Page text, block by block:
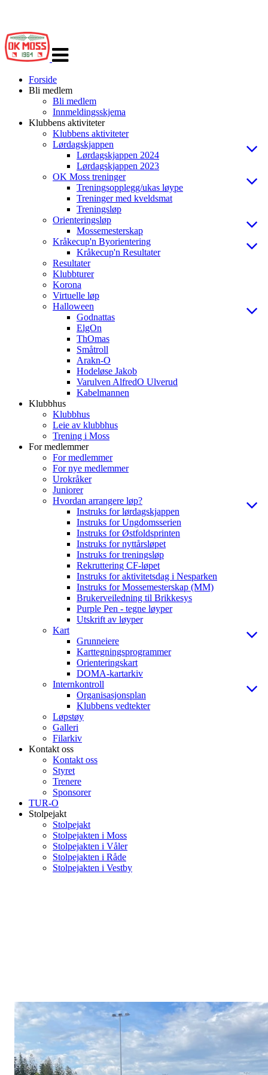
navigasjon
Forside
Bli medlem
Bli medlem
Innmeldingsskjema
Klubbens aktiviteter
Klubbens aktiviteter
Lørdagskjappen
Lørdagskjappen 2024
Lørdagskjappen 2023
OK Moss treninger
Treningsopplegg/ukas løype
Treninger med kveldsmat
Treningsløp
Orienteringsløp
Mossemesterskap
Kråkecup'n Byorientering
Kråkecup'n Resultater
Resultater
Klubbturer
Korona
Virtuelle løp
Halloween
Godnattas
ElgOn
ThOmas
Småtroll
Arakn-O
Hodeløse Jakob
Varulven AlfredO Ulverud
Kabelmannen
Klubbhus
Klubbhus
Leie av klubbhus
Trening i Moss
For medlemmer
For medlemmer
For nye medlemmer
Urokråker
Juniorer
Hvordan arrangere løp?
Instruks for lørdagskjappen
Instruks for Ungdomsserien
Instruks for Østfoldsprinten
Instruks for nyttårsløpet
Instruks for treningsløp
Rekruttering CF-løpet
Instruks for aktivitetsdag i Nesparken
Instruks for Mossemesterskap (MM)
Brukerveiledning til Brikkesys
Purple Pen - tegne løyper
Utskrift av løyper
Kart
Grunneiere
Karttegningsprogrammer
Orienteringskart
DOMA-kartarkiv
Internkontroll
Organisasjonsplan
Klubbens vedtekter
Løpstøy
Galleri
Filarkiv
Kontakt oss
Kontakt oss
Styret
Trenere
Sponsorer
TUR-O
Stolpejakt
Stolpejakt
Stolpejakten i Moss
Stolpejakten i Våler
Stolpejakten i Råde
Stolpejakten i Vestby